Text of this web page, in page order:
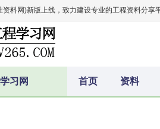
料网)新版上线，致力建设专业的工程资料分享
习网 首页 资料